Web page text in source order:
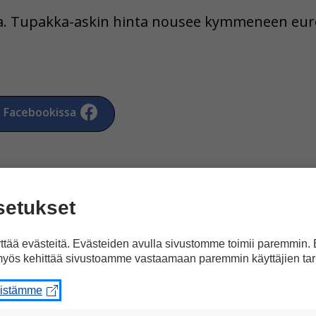
Tupakka-askin hinta nousee kymmeneen
Facebookissa
”Tupakointi
evästeitä. Evästeiden avulla sivustomme toimii paremmin.
kehittää sivustoamme vastaamaan paremmin käyttäjien